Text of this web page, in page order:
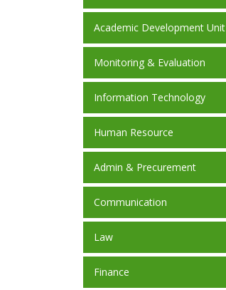
Academic Development Unit
Monitoring & Evaluation
Information Technology
Human Resource
Admin & Precurement
Communication
Law
Finance